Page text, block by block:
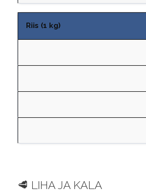
Riis (1 kg)
🥩 LIHA JA KALA